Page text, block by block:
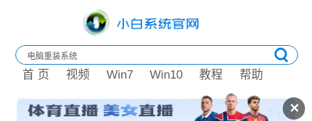
✕
首 页 视频 Win7 Win10 教程 帮助